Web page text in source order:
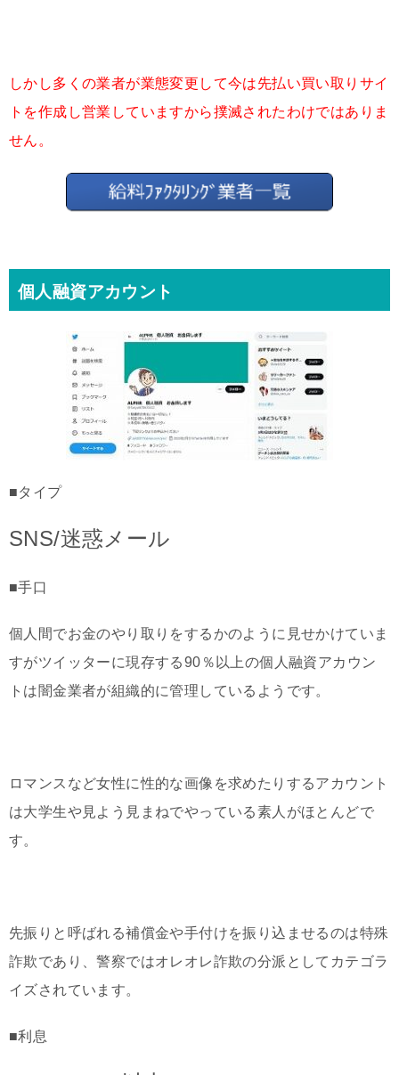
しかし多くの業者が業態変更して今は先払い買い取りサイ
トを作成し営業していますから撲滅されたわけではありま
せん。
個人融資アカウント
■タイプ
SNS/迷惑メール
■手口
個人間でお金のやり取りをするかのように見せかけていま
すがツイッターに現存する90％以上の個人融資アカウン
トは闇金業者が組織的に管理しているようです。
ロマンスなど女性に性的な画像を求めたりするアカウント
は大学生や見よう見まねでやっている素人がほとんどで
す。
先振りと呼ばれる補償金や手付けを振り込ませるのは特殊
詐欺であり、警察ではオレオレ詐欺の分派としてカテゴラ
イズされています。
■利息